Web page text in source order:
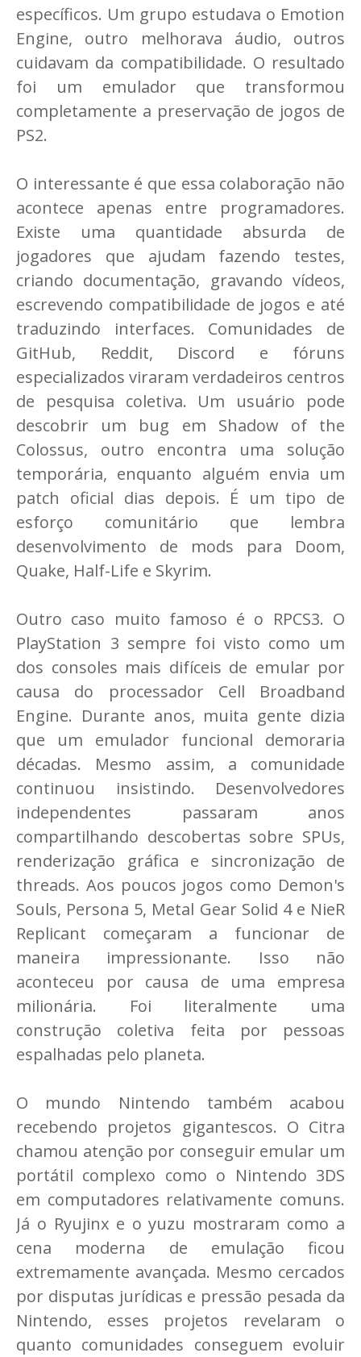
específicos. Um grupo estudava o Emotion
Engine, outro melhorava áudio, outros
cuidavam da compatibilidade. O resultado
foi um emulador que transformou
completamente a preservação de jogos de
PS2.
O interessante é que essa colaboração não
acontece apenas entre programadores.
Existe uma quantidade absurda de
jogadores que ajudam fazendo testes,
criando documentação, gravando vídeos,
escrevendo compatibilidade de jogos e até
traduzindo interfaces. Comunidades de
GitHub, Reddit, Discord e fóruns
especializados viraram verdadeiros centros
de pesquisa coletiva. Um usuário pode
descobrir um bug em Shadow of the
Colossus, outro encontra uma solução
temporária, enquanto alguém envia um
patch oficial dias depois. É um tipo de
esforço comunitário que lembra
desenvolvimento de mods para Doom,
Quake, Half-Life e Skyrim.
Outro caso muito famoso é o RPCS3. O
PlayStation 3 sempre foi visto como um
dos consoles mais difíceis de emular por
causa do processador Cell Broadband
Engine. Durante anos, muita gente dizia
que um emulador funcional demoraria
décadas. Mesmo assim, a comunidade
continuou insistindo. Desenvolvedores
independentes passaram anos
compartilhando descobertas sobre SPUs,
renderização gráfica e sincronização de
threads. Aos poucos jogos como Demon's
Souls, Persona 5, Metal Gear Solid 4 e NieR
Replicant começaram a funcionar de
maneira impressionante. Isso não
aconteceu por causa de uma empresa
milionária. Foi literalmente uma
construção coletiva feita por pessoas
espalhadas pelo planeta.
O mundo Nintendo também acabou
recebendo projetos gigantescos. O Citra
chamou atenção por conseguir emular um
portátil complexo como o Nintendo 3DS
em computadores relativamente comuns.
Já o Ryujinx e o yuzu mostraram como a
cena moderna de emulação ficou
extremamente avançada. Mesmo cercados
por disputas jurídicas e pressão pesada da
Nintendo, esses projetos revelaram o
quanto comunidades conseguem evoluir